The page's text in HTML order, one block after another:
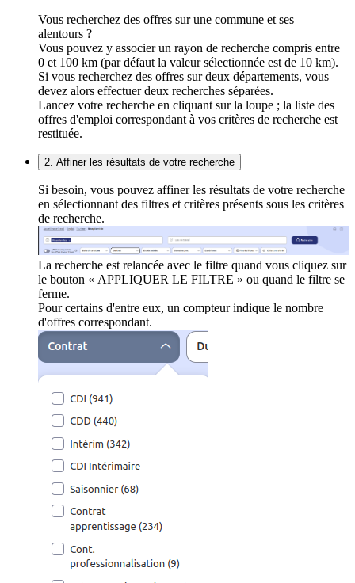
Vous recherchez des offres sur une commune et ses
alentours ?
Vous pouvez y associer un rayon de recherche compris entre
0 et 100 km (par défaut la valeur sélectionnée est de 10 km).
Si vous recherchez des offres sur deux départements, vous
devez alors effectuer deux recherches séparées.
Lancez votre recherche en cliquant sur la loupe ; la liste des
offres d'emploi correspondant à vos critères de recherche est
restituée.
2. Affiner les résultats de votre recherche
Si besoin, vous pouvez affiner les résultats de votre recherche
en sélectionnant des filtres et critères présents sous les critères
de recherche.
La recherche est relancée avec le filtre quand vous cliquez sur
le bouton « APPLIQUER LE FILTRE » ou quand le filtre se
ferme.
Pour certains d'entre eux, un compteur indique le nombre
d'offres correspondant.